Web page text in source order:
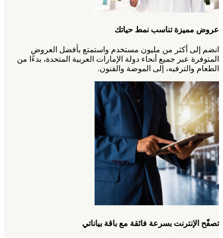
عروض مميزة تناسب نمط حياتك
انضم إلى أكثر من مليون مستخدم واستمتع بأفضل العروض
المتوفرة عبر جميع أنحاء دولة الإمارات العربية المتحدة، بدءًا من
الطعام والترفيه، إلى الموضة والفنون.
تصفّح الإنترنت بسرعة فائقة مع باقة بياناتي